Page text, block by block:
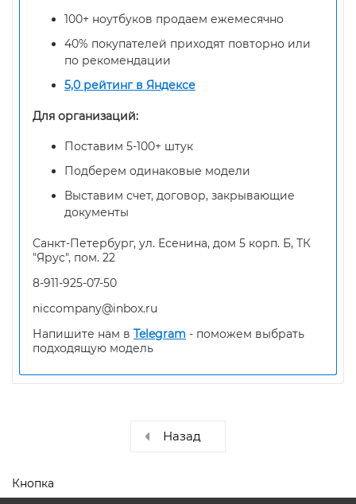
100+ ноутбуков продаем ежемесячно
40% покупателей приходят повторно или
по рекомендации
5,0 рейтинг в Яндексе
Для организаций:
Поставим 5-100+ штук
Подберем одинаковые модели
Выставим счет, договор, закрывающие
документы
Санкт-Петербург, ул. Есенина, дом 5 корп. Б, ТК
"Ярус", пом. 22
8-911-925-07-50
niccompany@inbox.ru
Напишите нам в Telegram - поможем выбрать
подходящую модель
Назад
Кнопка